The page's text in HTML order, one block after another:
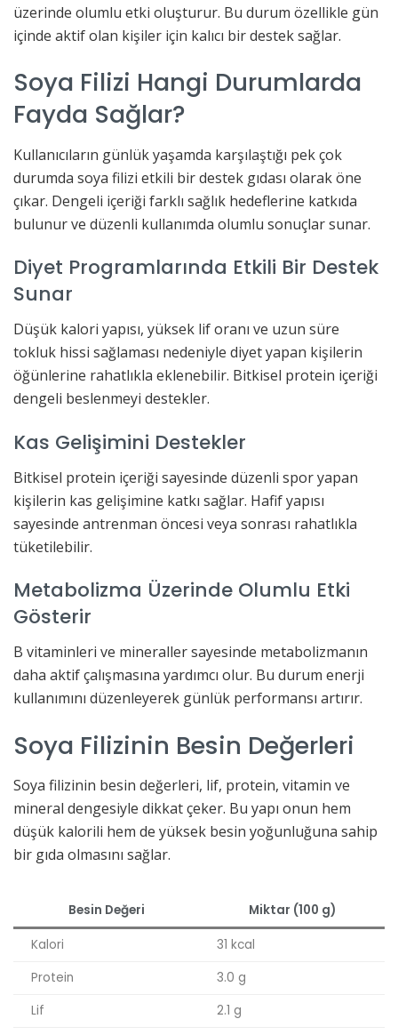
üzerinde olumlu etki oluşturur. Bu durum özellikle gün
içinde aktif olan kişiler için kalıcı bir destek sağlar.
Soya Filizi Hangi Durumlarda
Fayda Sağlar?
Kullanıcıların günlük yaşamda karşılaştığı pek çok
durumda soya filizi etkili bir destek gıdası olarak öne
çıkar. Dengeli içeriği farklı sağlık hedeflerine katkıda
bulunur ve düzenli kullanımda olumlu sonuçlar sunar.
Diyet Programlarında Etkili Bir Destek
Sunar
Düşük kalori yapısı, yüksek lif oranı ve uzun süre
tokluk hissi sağlaması nedeniyle diyet yapan kişilerin
öğünlerine rahatlıkla eklenebilir. Bitkisel protein içeriği
dengeli beslenmeyi destekler.
Kas Gelişimini Destekler
Bitkisel protein içeriği sayesinde düzenli spor yapan
kişilerin kas gelişimine katkı sağlar. Hafif yapısı
sayesinde antrenman öncesi veya sonrası rahatlıkla
tüketilebilir.
Metabolizma Üzerinde Olumlu Etki
Gösterir
B vitaminleri ve mineraller sayesinde metabolizmanın
daha aktif çalışmasına yardımcı olur. Bu durum enerji
kullanımını düzenleyerek günlük performansı artırır.
Soya Filizinin Besin Değerleri
Soya filizinin besin değerleri, lif, protein, vitamin ve
mineral dengesiyle dikkat çeker. Bu yapı onun hem
düşük kalorili hem de yüksek besin yoğunluğuna sahip
bir gıda olmasını sağlar.
Besin Değeri Miktar (100 g)
Kalori
31 kcal
Protein
3.0 g
Lif
2.1 g